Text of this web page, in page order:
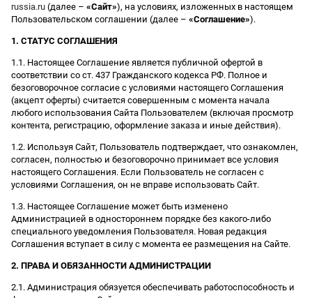
russia.ru (далее – «Сайт»), на условиях, изложенных в настоящем
Пользовательском соглашении (далее – «Соглашение»).
1. СТАТУС СОГЛАШЕНИЯ
1.1. Настоящее Соглашение является публичной офертой в
соответствии со ст. 437 Гражданского кодекса РФ. Полное и
безоговорочное согласие с условиями настоящего Соглашения
(акцепт оферты) считается совершенным с момента начала
любого использования Сайта Пользователем (включая просмотр
контента, регистрацию, оформление заказа и иные действия).
1.2. Используя Сайт, Пользователь подтверждает, что ознакомлен,
согласен, полностью и безоговорочно принимает все условия
настоящего Соглашения. Если Пользователь не согласен с
условиями Соглашения, он не вправе использовать Сайт.
1.3. Настоящее Соглашение может быть изменено
Администрацией в одностороннем порядке без какого-либо
специального уведомления Пользователя. Новая редакция
Соглашения вступает в силу с момента ее размещения на Сайте.
2. ПРАВА И ОБЯЗАННОСТИ АДМИНИСТРАЦИИ
2.1. Администрация обязуется обеспечивать работоспособность и